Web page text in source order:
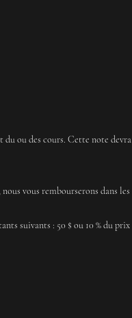
ou des cours. Cette note devra
vous rembourserons dans les
suivants : 50 $ ou 10 % du prix